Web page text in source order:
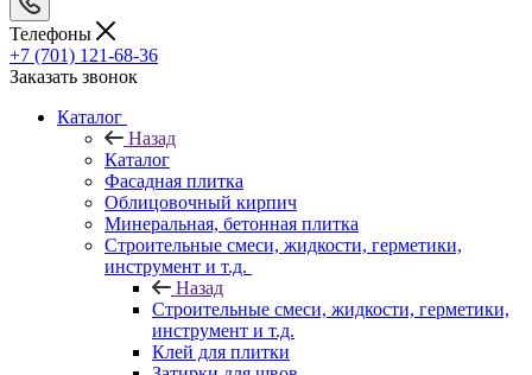
Телефоны
+7 (701) 121-68-36
Заказать звонок
Каталог
Назад
Каталог
Фасадная плитка
Облицовочный кирпич
Минеральная, бетонная плитка
Строительные смеси, жидкости, герметики,
инструмент и т.д.
Назад
Строительные смеси, жидкости, герметики,
инструмент и т.д.
Клей для плитки